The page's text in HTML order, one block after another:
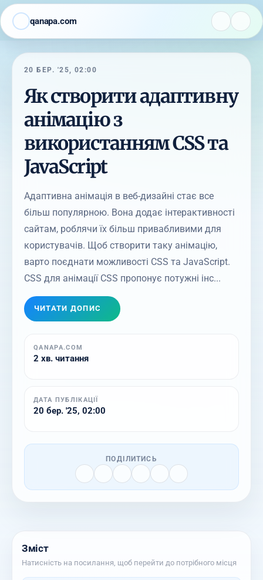
qanapa.com
20 БЕР. '25, 02:00
Як створити адаптивну
анімацію з
використанням CSS та
JavaScript
Адаптивна анімація в веб-дизайні стає все
більш популярною. Вона додає інтерактивності
сайтам, роблячи їх більш привабливими для
користувачів. Щоб створити таку анімацію,
варто поєднати можливості CSS та JavaScript.
CSS для анімації CSS пропонує потужні інс...
ЧИТАТИ ДОПИС
QANAPA.COM
2 хв. читання
ДАТА ПУБЛІКАЦІЇ
20 бер. '25, 02:00
ПОДІЛИТИСЬ
Зміст
Натисність на посилання, щоб перейти до потрібного місця